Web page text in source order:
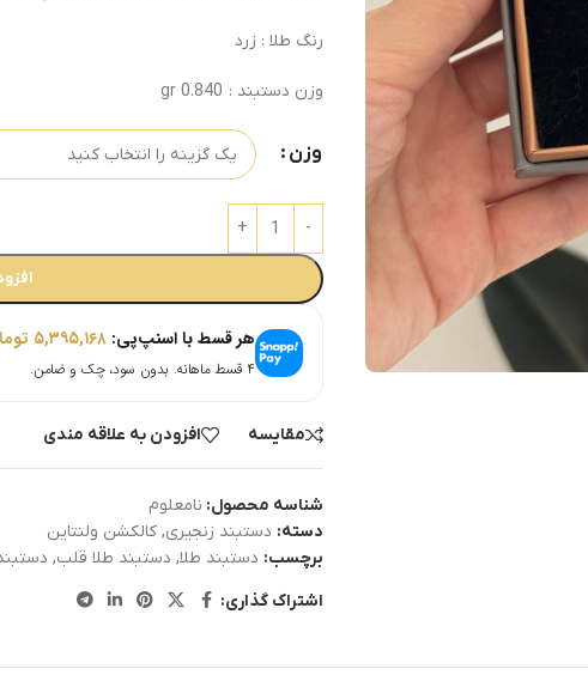
رنگ طلا : زرد
وزن دستبند : 0.840 gr
وزن
هر قسط با اسنپ‌پی: ۵,۳۹۵,۱۶۸
۴ قسط ماهانه. بدون سود، چک و ضامن.
مقایسه افزودن به علاقه مندی
شناسه محصول: نامعلوم
دسته: دستبند زنجیری, کالکشن ولنتاین
برچسب: دستبند طلا, دستبند طلا قلب,
اشتراک گذاری: